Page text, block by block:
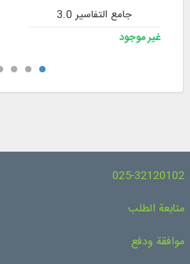
جامع التفاسير 3.0
غير موجود
025-32120102
متابعة الطلب
موافقة ودفع